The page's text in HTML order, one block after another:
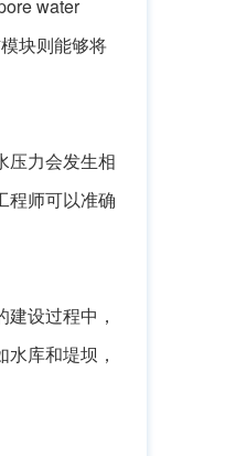
water
块则能够将
压力会发生相
程师可以准确
设过程中，
库和堤坝，